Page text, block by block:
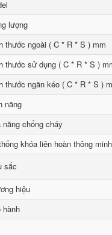
lượng
thước ngoài ( C * R * S ) mm
thước sử dụng ( C * R * S )
thước ngăn kéo ( C * R * S )
năng
năng chống cháy
khóa liên hoàn thông minh
sắc
hiệu
hành